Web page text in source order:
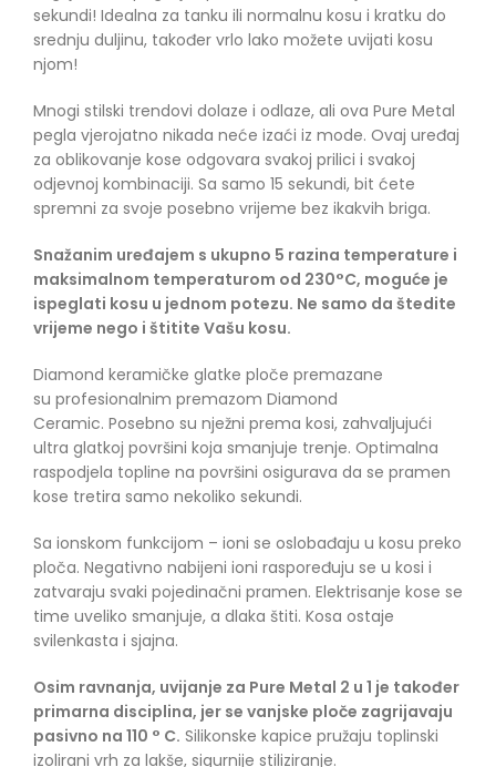
sekundi! Idealna za tanku ili normalnu kosu i kratku do
srednju duljinu, također vrlo lako možete uvijati kosu
njom!
Mnogi stilski trendovi dolaze i odlaze, ali ova Pure Metal
pegla vjerojatno nikada neće izaći iz mode. Ovaj uređaj
za oblikovanje kose odgovara svakoj prilici i svakoj
odjevnoj kombinaciji. Sa samo 15 sekundi, bit ćete
spremni za svoje posebno vrijeme bez ikakvih briga.
Snažanim uređajem s ukupno 5 razina temperature i
maksimalnom temperaturom od 230°C, moguće je
ispeglati kosu u jednom potezu. Ne samo da štedite
vrijeme nego i štitite Vašu kosu.
Diamond keramičke glatke ploče premazane
su profesionalnim premazom Diamond
Ceramic. Posebno su nježni prema kosi, zahvaljujući
ultra glatkoj površini koja smanjuje trenje. Optimalna
raspodjela topline na površini osigurava da se pramen
kose tretira samo nekoliko sekundi.
Sa ionskom funkcijom – ioni se oslobađaju u kosu preko
ploča. Negativno nabijeni ioni raspoređuju se u kosi i
zatvaraju svaki pojedinačni pramen. Elektrisanje kose se
time uveliko smanjuje, a dlaka štiti. Kosa ostaje
svilenkasta i sjajna.
Osim ravnanja, uvijanje za Pure Metal 2 u 1 je također
primarna disciplina, jer se vanjske ploče zagrijavaju
pasivno na 110 ° C. Silikonske kapice pružaju toplinski
izolirani vrh za lakše, sigurnije stiliziranje.